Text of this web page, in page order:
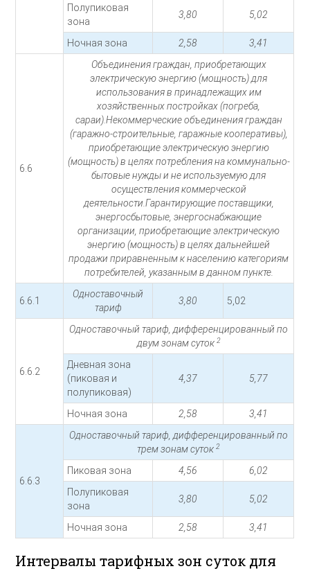
Полупиковая
зона
3,80 5,02
Ночная зона 2,58 3,41
6.6
Объединения граждан, приобретающих
электрическую энергию (мощность) для
использования в принадлежащих им
хозяйственных постройках (погреба,
сараи).Некоммерческие объединения граждан
(гаражно-строительные, гаражные кооперативы),
приобретающие электрическую энергию
(мощность) в целях потребления на коммунально-
бытовые нужды и не используемую для
осуществления коммерческой
деятельности.Гарантирующие поставщики,
энергосбытовые, энергоснабжающие
организации, приобретающие электрическую
энергию (мощность) в целях дальнейшей
продажи приравненным к населению категориям
потребителей, указанным в данном пункте.
6.6.1
Одноставочный
тариф
3,80 5,02
6.6.2
Одноставочный тариф, дифференцированный по
двум зонам суток 2
Дневная зона
(пиковая и
полупиковая)
4,37 5,77
Ночная зона 2,58 3,41
6.6.3
Одноставочный тариф, дифференцированный по
трем зонам суток2
Пиковая зона 4,56
6,02
Полупиковая
зона
3,80 5,02
Ночная зона 2,58 3,41
Интервалы тарифных зон суток для